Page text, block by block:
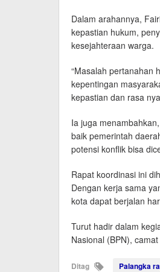
Dalam arahannya,
kepastian hukum,
kesejahteraan warga.
“Masalah pertanahan
kepentingan
kepastian dan rasa
Ia juga
baik pemerintah
potensi konflik bisa
Rapat koordinasi ini
Dengan kerja sama
kota dapat berjalan
Turut hadir dalam
Nasional (BPN),
Ditag Palangka